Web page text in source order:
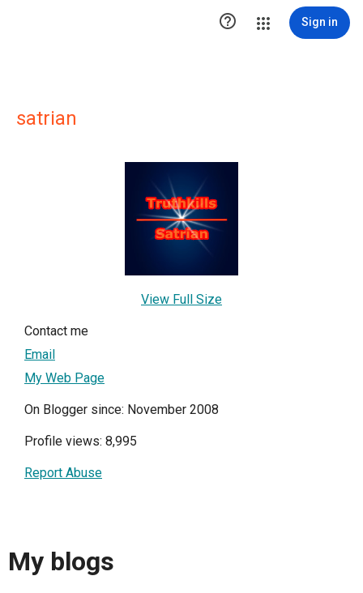
 Sign in
satrian
View Full Size
Contact me
Email
My Web Page
On Blogger since: November 2008
Profile views: 8,995
Report Abuse
My blogs